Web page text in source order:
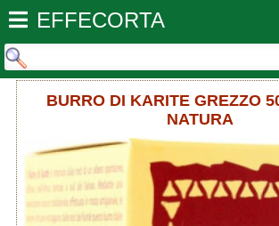
EFFECORTA
BURRO DI KARITE GREZZO
NATURA